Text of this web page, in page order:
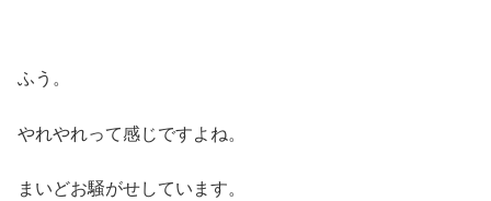
ふう。
やれやれって感じですよね。
まいどお騒がせしています。